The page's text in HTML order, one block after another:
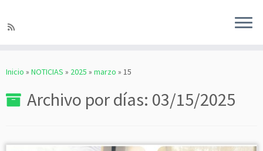
Inicio » NOTICIAS » 2025 » marzo » 15
Archivo por días: 03/15/2025